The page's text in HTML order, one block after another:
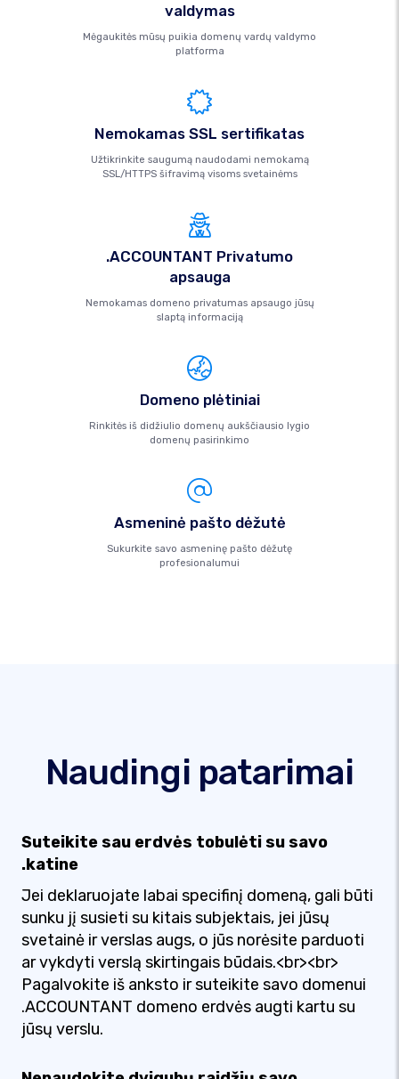
valdymas
Mėgaukitės mūsų puikia domenų vardų valdymo
platforma
Nemokamas SSL sertifikatas
Užtikrinkite saugumą naudodami nemokamą
SSL/HTTPS šifravimą visoms svetainėms
.ACCOUNTANT Privatumo
apsauga
Nemokamas domeno privatumas apsaugo jūsų
slaptą informaciją
Domeno plėtiniai
Rinkitės iš didžiulio domenų aukščiausio lygio
domenų pasirinkimo
Asmeninė pašto dėžutė
Sukurkite savo asmeninę pašto dėžutę
profesionalumui
Naudingi patarimai
Suteikite sau erdvės tobulėti su savo
.katine
Jei deklaruojate labai specifinį domeną, gali būti
sunku jį susieti su kitais subjektais, jei jūsų
svetainė ir verslas augs, o jūs norėsite parduoti
ar vykdyti verslą skirtingais būdais.<br><br>
Pagalvokite iš anksto ir suteikite savo domenui
.ACCOUNTANT domeno erdvės augti kartu su
jūsų verslu.